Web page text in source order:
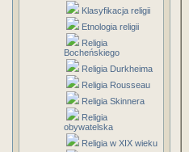
Klasyfikacja religii
Etnologia religii
Religia
Bocheńskiego
Religia Durkheima
Religia Rousseau
Religia Skinnera
Religia
obywatelska
Religia w XIX wieku